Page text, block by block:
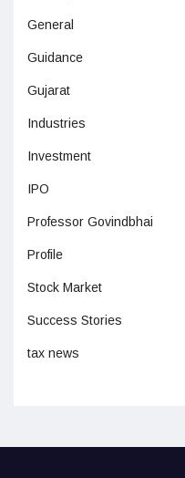
General
Guidance
Gujarat
Industries
Investment
IPO
Professor Govindbhai
Profile
Stock Market
Success Stories
tax news